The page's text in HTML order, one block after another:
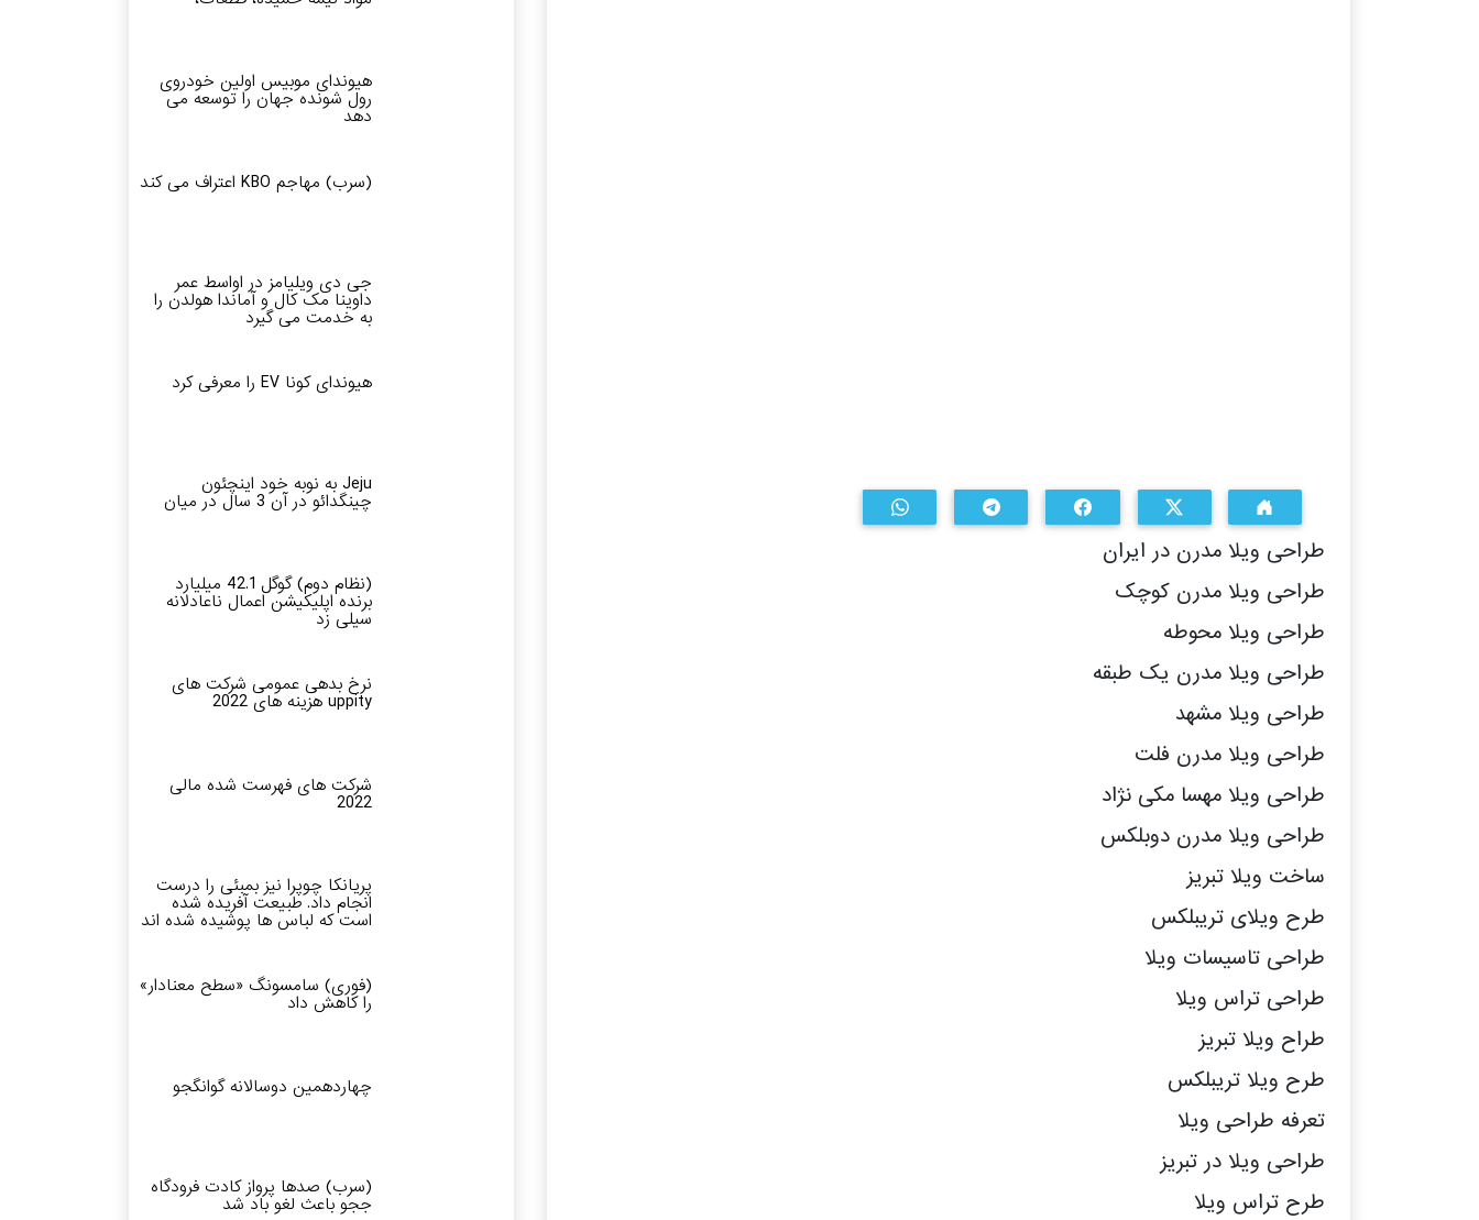
طراحی ویلا مدرن در ایران
طراحی ویلا مدرن کوچک
طراحی ویلا محوطه
طراحی ویلا مدرن یک طبقه
طراحی ویلا مشهد
طراحی ویلا مدرن فلت
طراحی ویلا مهسا مکی نژاد
طراحی ویلا مدرن دوبلکس
ساخت ویلا تبریز
طرح ویلای تریبلکس
طراحی تاسیسات ویلا
طراحی تراس ویلا
طراح ویلا تبریز
طرح ویلا تریبلکس
تعرفه طراحی ویلا
طراحی ویلا در تبریز
طرح تراس ویلا
هیوندای موبیس اولین خودروی
رول شونده جهان را توسعه می
دهد
(سرب) مهاجم KBO اعتراف می کند
جی دی ویلیامز در اواسط عمر
داوینا مک کال و آماندا هولدن را
به خدمت می گیرد
هیوندای کونا EV را معرفی کرد
Jeju به نوبه خود اینچئون
چینگدائو در آن 3 سال در میان
(نظام دوم) گوگل 42.1 میلیارد
برنده اپلیکیشن اعمال ناعادلانه
سیلی زد
نرخ بدهی عمومی شرکت های
uppity هزینه های 2022
شرکت های فهرست شده مالی
2022
پریانکا چوپرا نیز بمبئی را درست
انجام داد. طبیعت آفریده شده
است که لباس ها پوشیده شده اند
(فوری) سامسونگ «سطح معنادار»
را کاهش داد
چهاردهمین دوسالانه گوانگجو
(سرب) صدها پرواز کادت فرودگاه
ججو باعث لغو باد شد